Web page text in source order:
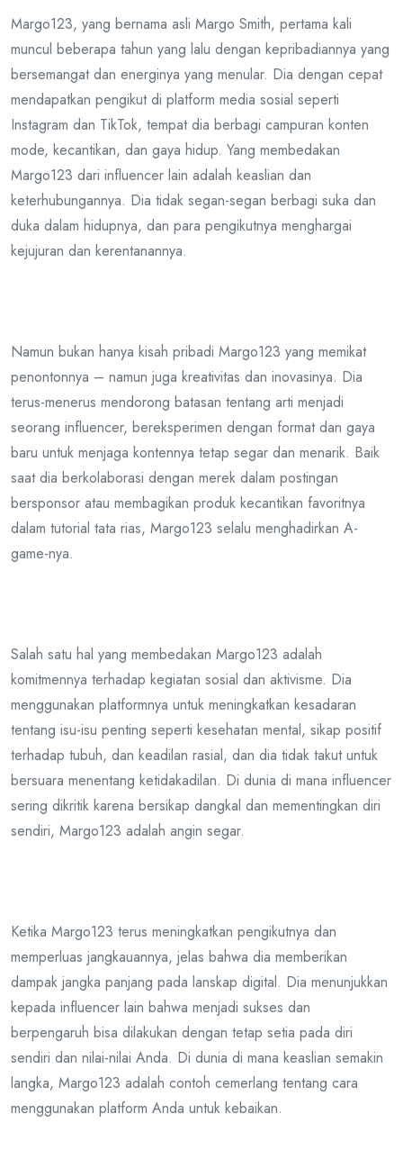
Margo123, yang bernama asli Margo Smith, pertama kali
muncul beberapa tahun yang lalu dengan kepribadiannya yang
bersemangat dan energinya yang menular. Dia dengan cepat
mendapatkan pengikut di platform media sosial seperti
Instagram dan TikTok, tempat dia berbagi campuran konten
mode, kecantikan, dan gaya hidup. Yang membedakan
Margo123 dari influencer lain adalah keaslian dan
keterhubungannya. Dia tidak segan-segan berbagi suka dan
duka dalam hidupnya, dan para pengikutnya menghargai
kejujuran dan kerentanannya.
Namun bukan hanya kisah pribadi Margo123 yang memikat
penontonnya – namun juga kreativitas dan inovasinya. Dia
terus-menerus mendorong batasan tentang arti menjadi
seorang influencer, bereksperimen dengan format dan gaya
baru untuk menjaga kontennya tetap segar dan menarik. Baik
saat dia berkolaborasi dengan merek dalam postingan
bersponsor atau membagikan produk kecantikan favoritnya
dalam tutorial tata rias, Margo123 selalu menghadirkan A-
game-nya.
Salah satu hal yang membedakan Margo123 adalah
komitmennya terhadap kegiatan sosial dan aktivisme. Dia
menggunakan platformnya untuk meningkatkan kesadaran
tentang isu-isu penting seperti kesehatan mental, sikap positif
terhadap tubuh, dan keadilan rasial, dan dia tidak takut untuk
bersuara menentang ketidakadilan. Di dunia di mana influencer
sering dikritik karena bersikap dangkal dan mementingkan diri
sendiri, Margo123 adalah angin segar.
Ketika Margo123 terus meningkatkan pengikutnya dan
memperluas jangkauannya, jelas bahwa dia memberikan
dampak jangka panjang pada lanskap digital. Dia menunjukkan
kepada influencer lain bahwa menjadi sukses dan
berpengaruh bisa dilakukan dengan tetap setia pada diri
sendiri dan nilai-nilai Anda. Di dunia di mana keaslian semakin
langka, Margo123 adalah contoh cemerlang tentang cara
menggunakan platform Anda untuk kebaikan.